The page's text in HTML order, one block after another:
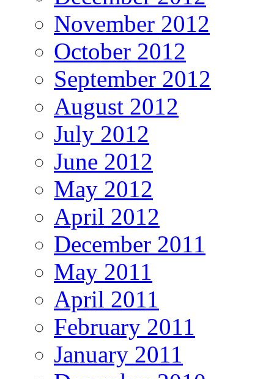
November 2012
October 2012
September 2012
August 2012
July 2012
June 2012
May 2012
April 2012
December 2011
May 2011
April 2011
February 2011
January 2011